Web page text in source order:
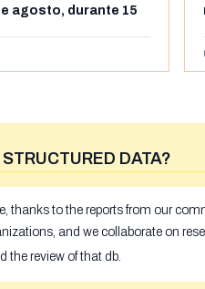
agosto, durante 15
DATA?
thanks to the reports from our
and we collaborate on
review of that db.